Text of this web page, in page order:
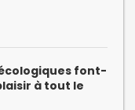
font-
à tout le